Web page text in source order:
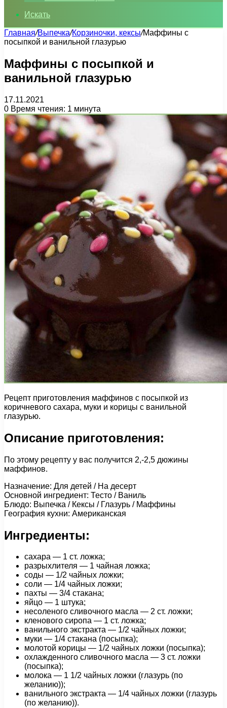
Искать
Главная/Выпечка/Корзиночки, кексы/Маффины с
посыпкой и ванильной глазурью
Маффины с посыпкой и
ванильной глазурью
17.11.2021
0 Время чтения: 1 минута
Рецепт приготовления маффинов с посыпкой из
коричневого сахара, муки и корицы с ванильной
глазурью.
Описание приготовления:
По этому рецепту у вас получится 2,-2,5 дюжины
маффинов.
Назначение: Для детей / На десерт
Основной ингредиент: Тесто / Ваниль
Блюдо: Выпечка / Кексы / Глазурь / Маффины
География кухни: Американская
Ингредиенты:
сахара — 1 ст. ложка;
разрыхлителя — 1 чайная ложка;
соды — 1/2 чайных ложки;
соли — 1/4 чайных ложки;
пахты — 3/4 стакана;
яйцо — 1 штука;
несоленого сливочного масла — 2 ст. ложки;
кленового сиропа — 1 ст. ложка;
ванильного экстракта — 1/2 чайных ложки;
муки — 1/4 стакана (посыпка);
молотой корицы — 1/2 чайных ложки (посыпка);
охлажденного сливочного масла — 3 ст. ложки
(посыпка);
молока — 1 1/2 чайных ложки (глазурь (по
желанию));
ванильного экстракта — 1/4 чайных ложки (глазурь
(по желанию)).